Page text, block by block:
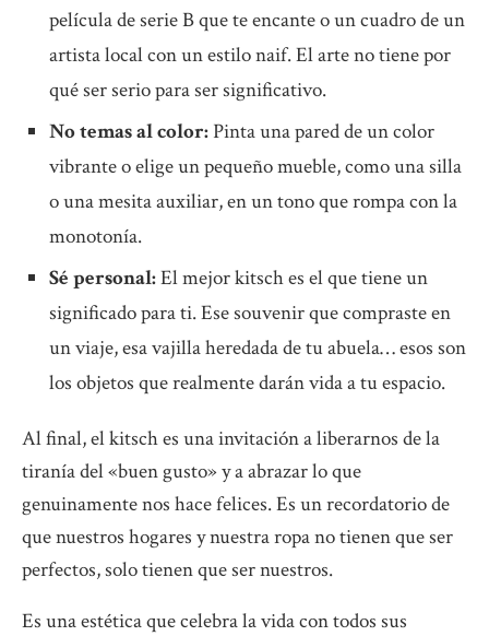
película de serie B que te encante o un cuadro de un
artista local con un estilo naif. El arte no tiene por
qué ser serio para ser significativo.
No temas al color: Pinta una pared de un color
vibrante o elige un pequeño mueble, como una silla
o una mesita auxiliar, en un tono que rompa con la
monotonía.
Sé personal:El mejor kitsch es el que tiene un
significado para ti. Ese souvenir que compraste en
un viaje, esa vajilla heredada de tu abuela… esos son
los objetos que realmente darán vida a tu espacio.
Al final, el kitsch es una invitación a liberarnos de la
tiranía del «buen gusto» y a abrazar lo que
genuinamente nos hace felices. Es un recordatorio de
que nuestros hogares y nuestra ropa no tienen que ser
perfectos, solo tienen que ser nuestros.
Es una estética que celebra la vida con todos sus